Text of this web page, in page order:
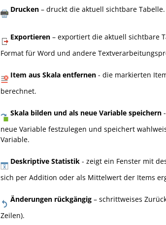
Drucken – druckt die aktuell sichtbare Tabelle.
Exportieren – exportiert die aktuell sichtbare
Format für Word und andere
Item aus Skala entfernen - die markierten
berechnet.
Skala bilden und als neue Variable speichern
neue Variable festzulegen und speichert
Variable.
Deskriptive Statistik - zeigt ein Fenster mit
sich per Addition oder als Mittelwert der Items
Änderungen rückgängig – schrittweises
Zeilen).